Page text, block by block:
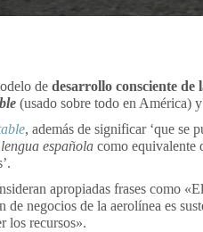
de desarrollo consciente de
(usado sobre todo en América) y
, además de significar ‘que se
española como equivalente
apropiadas frases como
de negocios de la aerolínea es
los recursos».